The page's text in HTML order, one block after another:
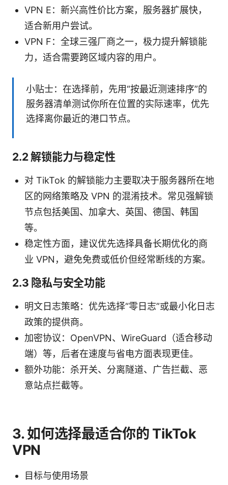
VPN E：新兴高性价比方案，服务器扩展快，
适合新用户尝试。
VPN F：全球三强厂商之一，极力提升解锁能
力，适合需要跨区域内容的用户。
小贴士：在选择前，先用“按最近测速排序”的
服务器清单测试你所在位置的实际速率，优先
选择离你最近的港口节点。
2.2 解锁能力与稳定性
对 TikTok 的解锁能力主要取决于服务器所在地
区的网络策略及 VPN 的混淆技术。常见强解锁
节点包括美国、加拿大、英国、德国、韩国
等。
稳定性方面，建议优先选择具备长期优化的商
业 VPN，避免免费或低价但经常断线的方案。
2.3 隐私与安全功能
明文日志策略：优先选择“零日志”或最小化日志
政策的提供商。
加密协议：OpenVPN、WireGuard（适合移动
端）等，后者在速度与省电方面表现更佳。
额外功能：杀开关、分离隧道、广告拦截、恶
意站点拦截等。
3. 如何选择最适合你的 TikTok
VPN
目标与使用场景